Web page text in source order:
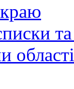
краю
області